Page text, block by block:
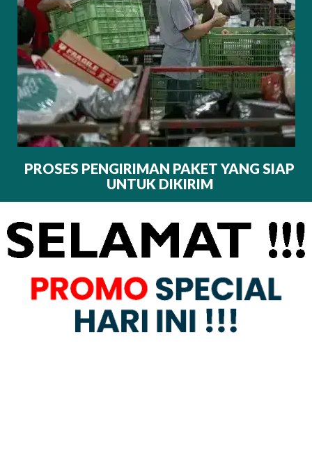
PROSES PENGIRIMAN PAKET YANG SIAP
UNTUK DIKIRIM